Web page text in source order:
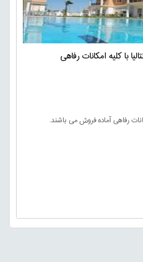
با کلیه امکانات رفاهی